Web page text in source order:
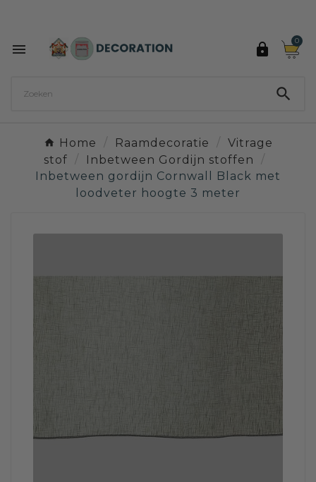
 
0

Home Raamdecoratie
Vitrage
stof
Inbetween Gordijn stoffen
Inbetween gordijn Cornwall Black met
loodveter hoogte 3 meter